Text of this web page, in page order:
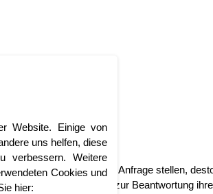
Je genauer sie ihre Anfrage stellen,
dass wir ihre Angaben zur Beantwortung
Website. Einige von
uns helfen, diese
verbessern. Weitere
Cookies und
hier: